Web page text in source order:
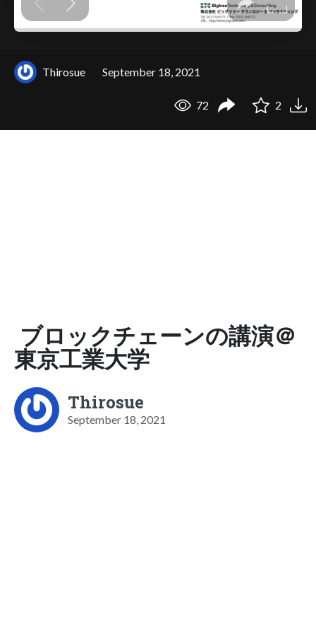
Thirosue September 18, 2021
72 2
ブロックチェーンの講演＠
東京工業大学
Thirosue
September 18, 2021